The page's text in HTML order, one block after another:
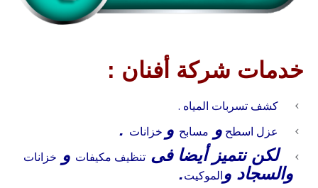
خدمات شركة أفنان :
كشف تسربات المياه .
عزل اسطح و مسابح و خزانات .
لكن نتميز أيضا فى تنظيف مكيفات و خزانات
والسجاد والموكيت.